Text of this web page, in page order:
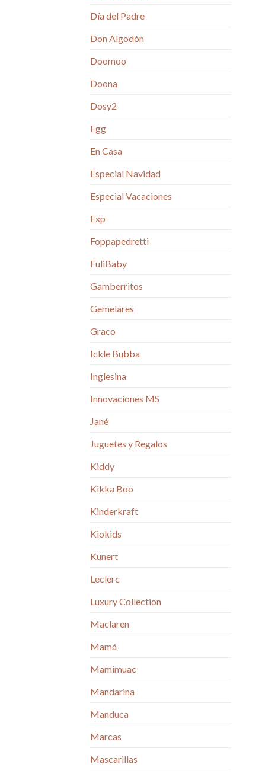
Día del Padre
Don Algodón
Doomoo
Doona
Dosy2
Egg
En Casa
Especial Navidad
Especial Vacaciones
Exp
Foppapedretti
FuliBaby
Gamberritos
Gemelares
Graco
Ickle Bubba
Inglesina
Innovaciones MS
Jané
Juguetes y Regalos
Kiddy
Kikka Boo
Kinderkraft
Kiokids
Kunert
Leclerc
Luxury Collection
Maclaren
Mamá
Mamimuac
Mandarina
Manduca
Marcas
Mascarillas